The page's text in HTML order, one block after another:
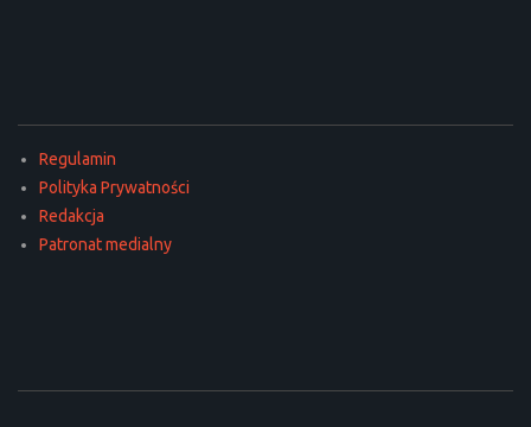
Regulamin
Polityka Prywatności
Redakcja
Patronat medialny